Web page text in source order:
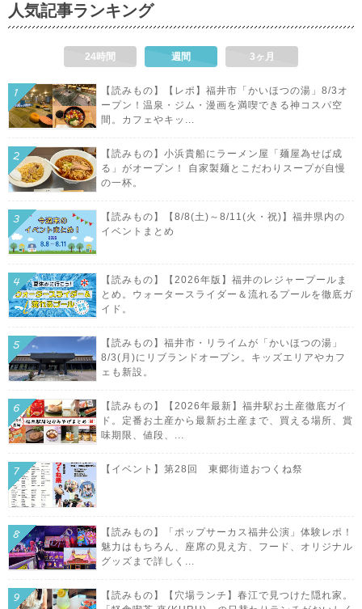
人気記事ランキング
24時間 週間 3ヶ月
【読みもの】【レポ】福井市「かいほつの湯」8/3オ
ープン！温泉・ジム・漫画を満喫できる神コスパ空
間。カフェやキッ...
【読みもの】小浜貴船にラーメン屋「麺屋為せば成
る」がオープン！ 自家製麺とこだわりスープが自慢
の一杯。
【読みもの】【8/8(土)～8/11(火・祝)】福井県内の
イベントまとめ
【読みもの】【2026年版】福井のレジャープールま
とめ。ウォータースライダー＆流れるプールを徹底ガ
イド。
【読みもの】福井市・リライムが「かいほつの湯」
8/3(月)にリブランドオープン。キッズエリアやカフ
ェも新設。
【読みもの】【2026年最新】福井駅お土産徹底ガイ
ド。定番お土産から最新お土産まで、買える場所、賞
味期限、値段、...
【イベント】第28回 東郷街道おつくね祭
【読みもの】「ポップサーカス福井公演」体験レポ！
魅力はもちろん、座席の見え方、フード、オリジナル
グッズまで詳しく...
【読みもの】【穴場ランチ】春江で見つけた隠れ家。